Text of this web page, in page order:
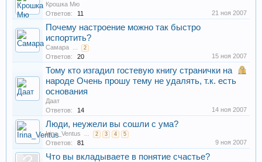
Крошка Мю
Ответов:
11 21 ноя 2007
Почему настроение можно так быстро
испортить?
Самара ... 2
Ответов: 20 15 ноя 2007
Тому кто изгадил гостевую книгу странички на
народе Очень прошу тему не удалять, т.к. есть
основания
Даат
Ответов:
14 14 ноя 2007
Люди, неужели вы сошли с ума?
Irina_Ventus ... 2 3 4 5
Ответов: 81 9 ноя 2007
Что вы вкладываете в понятие счастье?